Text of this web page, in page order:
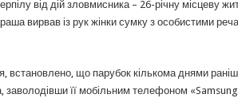
від дій зловмисника – 26-річну місцеву
вирвав із рук жінки сумку з особистими
встановлено, що парубок кількома днями
її мобільним телефоном «Samsung